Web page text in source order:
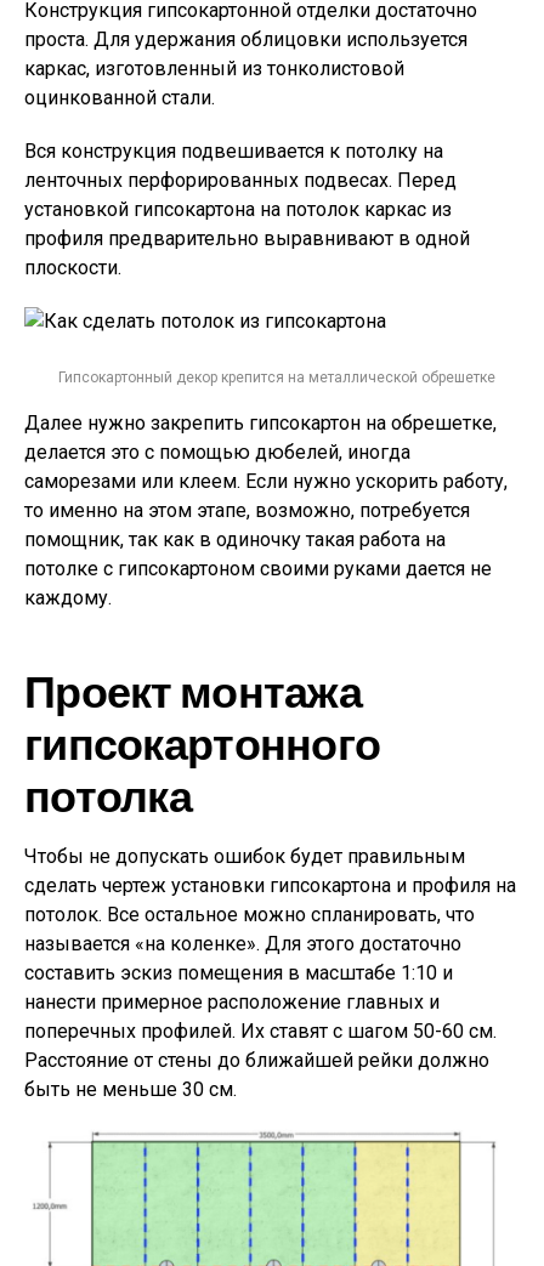
Конструкция гипсокартонной отделки достаточно
проста. Для удержания облицовки используется
каркас, изготовленный из тонколистовой
оцинкованной стали.
Вся конструкция подвешивается к потолку на
ленточных перфорированных подвесах. Перед
установкой гипсокартона на потолок каркас из
профиля предварительно выравнивают в одной
плоскости.
Гипсокартонный декор крепится на металлической обрешетке
Далее нужно закрепить гипсокартон на обрешетке,
делается это с помощью дюбелей, иногда
саморезами или клеем. Если нужно ускорить работу,
то именно на этом этапе, возможно, потребуется
помощник, так как в одиночку такая работа на
потолке с гипсокартоном своими руками дается не
каждому.
Проект монтажа
гипсокартонного
потолка
Чтобы не допускать ошибок будет правильным
сделать чертеж установки гипсокартона и профиля на
потолок. Все остальное можно спланировать, что
называется «на коленке». Для этого достаточно
составить эскиз помещения в масштабе 1:10 и
нанести примерное расположение главных и
поперечных профилей. Их ставят с шагом 50-60 см.
Расстояние от стены до ближайшей рейки должно
быть не меньше 30 см.